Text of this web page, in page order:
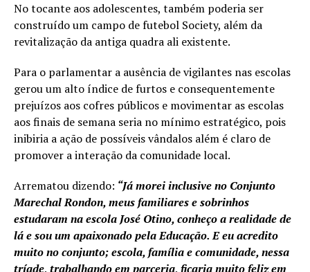
No tocante aos adolescentes, também poderia ser
construído um campo de futebol Society, além da
revitalização da antiga quadra ali existente.
Para o parlamentar a ausência de vigilantes nas escolas
gerou um alto índice de furtos e consequentemente
prejuízos aos cofres públicos e movimentar as escolas
aos finais de semana seria no mínimo estratégico, pois
inibiria a ação de possíveis vândalos além é claro de
promover a interação da comunidade local.
Arrematou dizendo: “Já morei inclusive no Conjunto
Marechal Rondon, meus familiares e sobrinhos
estudaram na escola José Otino, conheço a realidade de
lá e sou um apaixonado pela Educação. E eu acredito
muito no conjunto; escola, família e comunidade, nessa
tríade, trabalhando em parceria, ficaria muito feliz em